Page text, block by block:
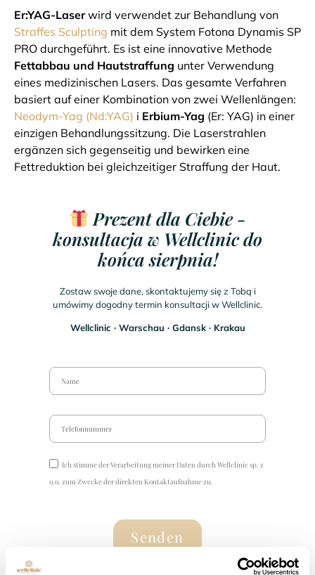
Er:YAG-Laserwird verwendet zur Behandlung von
Straffes Sculpting mit dem System Fotona Dynamis SP
PRO durchgeführt. Es ist eine innovative Methode
Fettabbau und Hautstraffung unter Verwendung
eines medizinischen Lasers. Das gesamte Verfahren
basiert auf einer Kombination von zwei Wellenlängen:
Neodym-Yag (Nd:YAG) i Erbium-Yag (Er: YAG) in einer
einzigen Behandlungssitzung. Die Laserstrahlen
ergänzen sich gegenseitig und bewirken eine
Fettreduktion bei gleichzeitiger Straffung der Haut.
Prezent dla Ciebie -
konsultacja w Wellclinic do
końca sierpnia!
Zostaw swoje dane, skontaktujemy się z Tobą i
umówimy dogodny termin konsultacji w Wellclinic.
Wellclinic ∙ Warschau ∙ Gdansk ∙ Krakau
Ich stimme der Verarbeitung meiner Daten durch Wellclinic sp. z
o.o. zum Zwecke der direkten Kontaktaufnahme zu.
Senden